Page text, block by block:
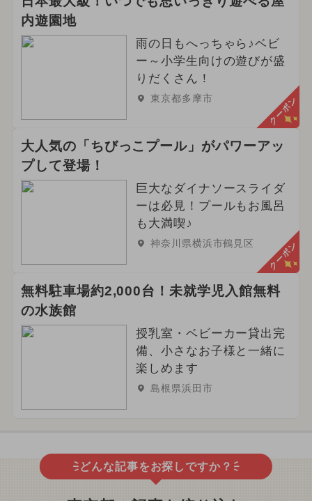
内遊園地
雨の日もへっちゃら♪ベビ
ー～小学生向けの遊びが盛
りだくさん！
東京都多摩市 クーポン
大人気の「ちびっこプール」がパワーアッ
プして登場！
巨大なダイナソースライダ
ーは必見！プールもお風呂
も大満喫♪
神奈川県横浜市鶴見区 クーポン
無料駐車場約2,000台！未就学児入館無料
の水族館
授乳室・ベビーカー貸出完
備、小さなお子様と一緒に
楽しめます
島根県浜田市
どんな記事をお探しですか？